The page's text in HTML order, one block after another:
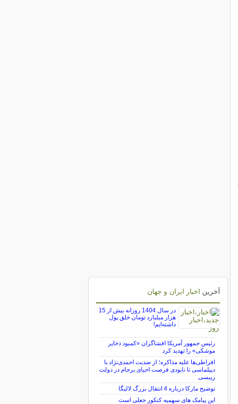
آخرین اخبار ایران و جهان
در سال 1404 روزانه بیش از 15
هزار میلیارد تومان خلق پول
داشته‌ایم!
رئیس جمهور آمریکا افشاگران «کمبود ذخایر
موشکی» را تهدید کرد
افراطی‌ها علیه مذاکره؛ از ضدیت احمدی‌نژاد با
دیپلماسی تا نابودی فرصت احیای برجام در دولت
رییسی
توضیح مارکا درباره 4 انتقال بزرگ لالیگا
این پیامک های سهمیه کنکور جعلی است